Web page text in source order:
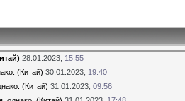
28.01.2023, 15:55
(Китай) 30.01.2023, 19:40
(Китай) 31.01.2023, 09:56